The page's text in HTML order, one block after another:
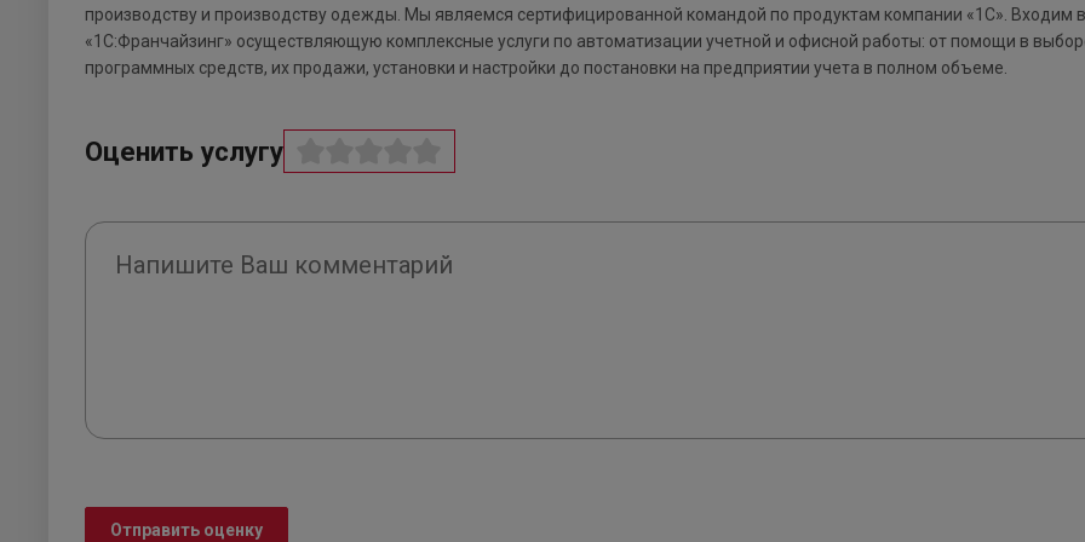
производству и производству одежды. Мы являемся сертифицированной командой по продуктам компании «1С». Входим
«1С:Франчайзинг» осуществляющую комплексные услуги по автоматизации учетной и офисной работы: от помощи в
программных средств, их продажи, установки и настройки до постановки на предприятии учета в полном объеме.
Оценить услугу
Отправить оценку